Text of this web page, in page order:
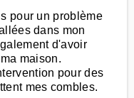
pour un problème
dans mon
d'avoir
maison.
pour des
mes combles.